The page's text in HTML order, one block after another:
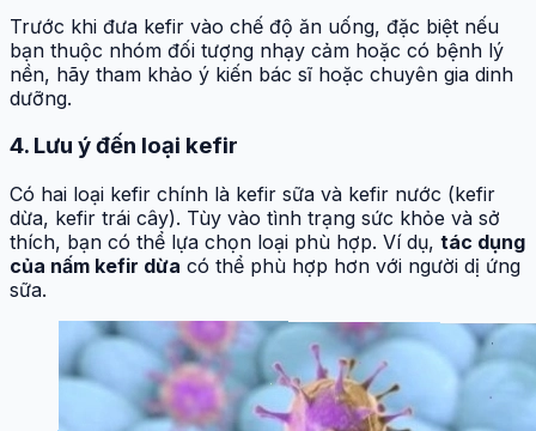
Trước khi đưa kefir vào chế độ ăn uống, đặc biệt nếu
bạn thuộc nhóm đối tượng nhạy cảm hoặc có bệnh lý
nền, hãy tham khảo ý kiến bác sĩ hoặc chuyên gia dinh
dưỡng.
4. Lưu ý đến loại kefir
Có hai loại kefir chính là kefir sữa và kefir nước (kefir
dừa, kefir trái cây). Tùy vào tình trạng sức khỏe và sở
thích, bạn có thể lựa chọn loại phù hợp. Ví dụ, tác dụng
của nấm kefir dừa có thể phù hợp hơn với người dị ứng
sữa.